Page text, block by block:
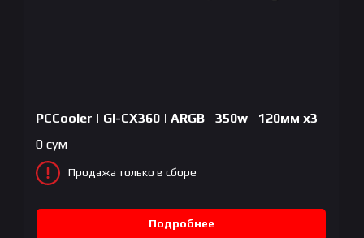
PCCooler | GI-CX360 | ARGB | 350w | 120мм x3
0 сум
Продажа только в сборе
Подробнее